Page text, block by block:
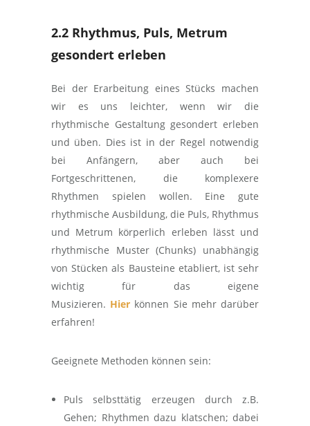
2.2 Rhythmus, Puls, Metrum
gesondert erleben
Bei der Erarbeitung eines Stücks machen
wir es uns leichter, wenn wir die
rhythmische Gestaltung gesondert erleben
und üben. Dies ist in der Regel notwendig
bei Anfängern, aber auch bei
Fortgeschrittenen, die komplexere
Rhythmen spielen wollen. Eine gute
rhythmische Ausbildung, die Puls, Rhythmus
und Metrum körperlich erleben lässt und
rhythmische Muster (Chunks) unabhängig
von Stücken als Bausteine etabliert, ist sehr
wichtig für das eigene
Musizieren. Hier können Sie mehr darüber
erfahren!
Geeignete Methoden können sein:
Puls selbsttätig erzeugen durch z.B.
Gehen; Rhythmen dazu klatschen; dabei